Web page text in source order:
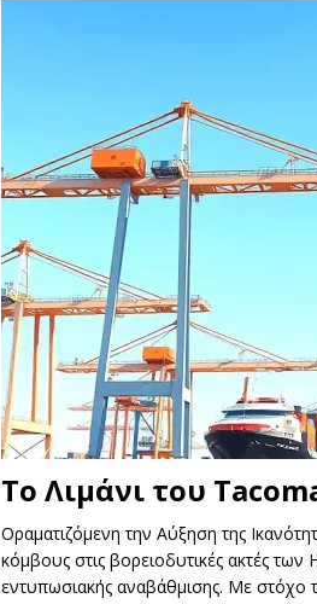
Το Λιμάνι του
Οραματιζόμενη την Αύξηση της
κόμβους στις βορειοδυτικές ακτές
εντυπωσιακής αναβάθμισης. Με στόχο